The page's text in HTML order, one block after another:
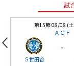
試
第15節 08/08 (
ＡＧＦ
Ｓ世田谷
-